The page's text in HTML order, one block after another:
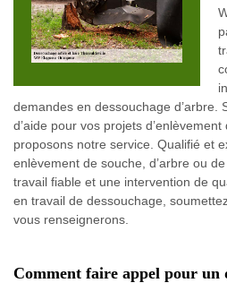
demandes en dessouchage d’arbre.
d’aide pour vos projets
proposons notre service. Qualifié et
enlèvement de souche, d’arbre ou
travail fiable et une intervention de
en travail de dessouchage,
vous renseignerons.
Comment faire appel pour un